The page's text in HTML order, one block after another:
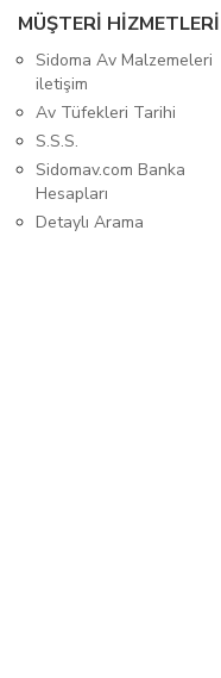
MÜŞTERİ HİZMETLERİ
Sidoma Av Malzemeleri
iletişim
Av Tüfekleri Tarihi
S.S.S.
Sidomav.com Banka
Hesapları
Detaylı Arama